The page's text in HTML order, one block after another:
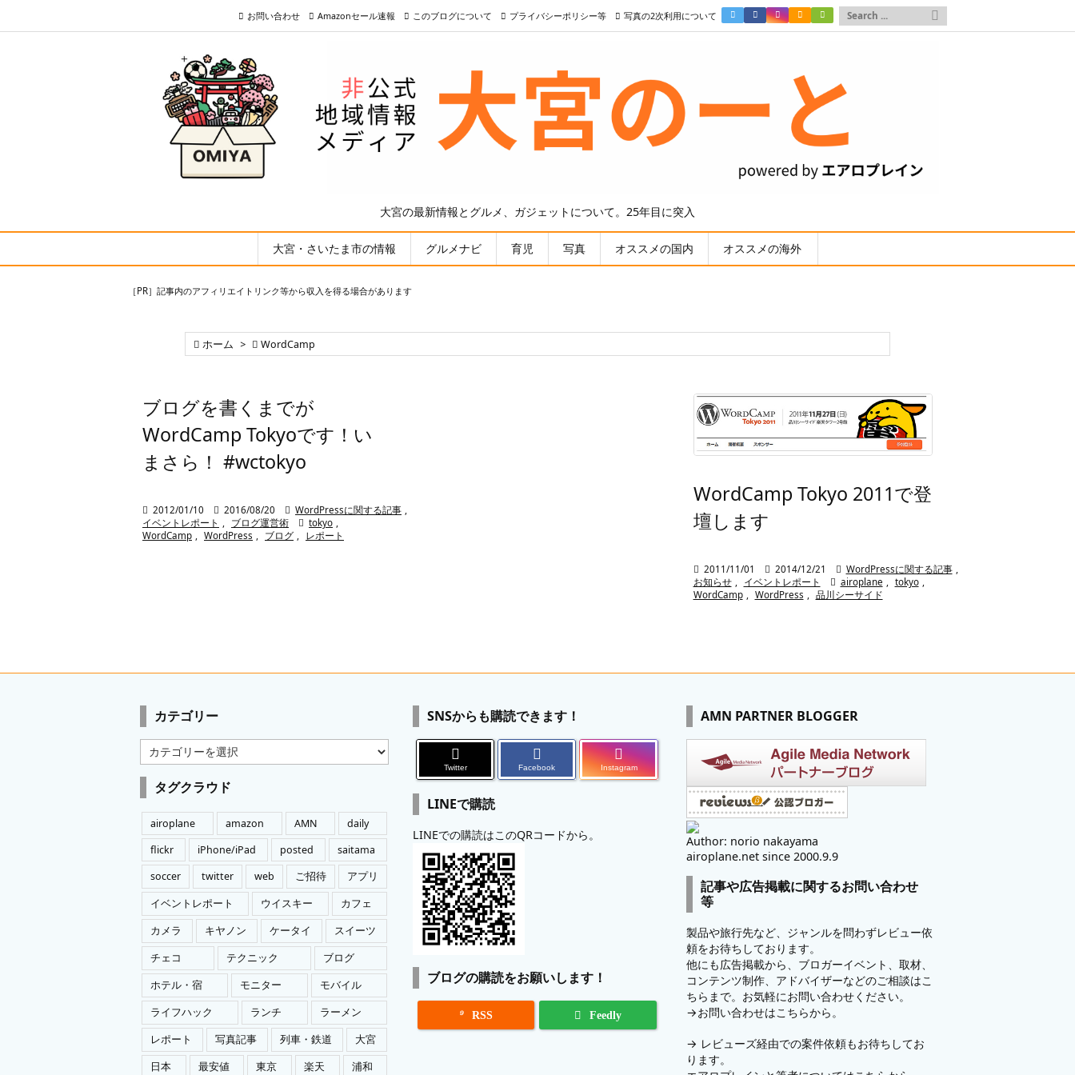
大宮の最新情報とグルメ、ガジェットについて。25年目に突入
大宮・さいたま市の情報 グルメナビ 育児 写真 オススメの国内 オススメの海外
お問い合わせ Amazonセール速報 このブログについて プライバシーポリシー等 写真の2次利用について 
［PR］記事内のアフィリエイトリンク等から収入を得る場合があります
 ホーム >  WordCamp
ブログを書くまでが
WordCamp Tokyoです！い
まさら！ #wctokyo
 2012/01/10  2016/08/20  WordPressに関する記事 ,
イベントレポート , ブログ運営術  tokyo ,
WordCamp , WordPress , ブログ , レポート
WordCamp Tokyo 2011で登
壇します
 2011/11/01  2014/12/21  WordPressに関する記事
お知らせ
イベントレポート  airoplane tokyo
WordCamp
WordPress 品川シーサイド
カテゴリー
テ
ゴ
ー
タグクラウド
airoplane amazon AMN
daily
flickr
iPhone/iPad posted
saitama
soccer
twitter web ご招待
アプリ
イベントレポート
ウイスキー
カフェ
カメラ
キヤノン ケータイ
スイーツ
チェコ
テクニック
ブログ
ホテル・宿
モニター
モバイル
ライフハック
ランチ
ラーメン
レポート
写真記事 列車・鉄道
大宮
日本
最安値 東京 楽天 浦和
SNSからも購読できます！
Twitter Facebook Instagram
LINEで購読
LINEでの購読はこのQRコードから。
ブログの購読をお願いします！
 RSS Feedly
AMN PARTNER BLOGGER
Author: norio nakayama
airoplane.net since 2000.9.9
記事や広告掲載に関するお問い合わせ
等
製品や旅行先など、ジャンルを問わずレビュー依
頼をお待ちしております。
他にも広告掲載から、ブロガーイベント、取材、
コンテンツ制作、アドバイザーなどのご相談はこ
ちらまで。お気軽にお問い合わせください。
→お問い合わせはこちらから。
→ レビューズ経由での案件依頼もお待ちしてお
ります。